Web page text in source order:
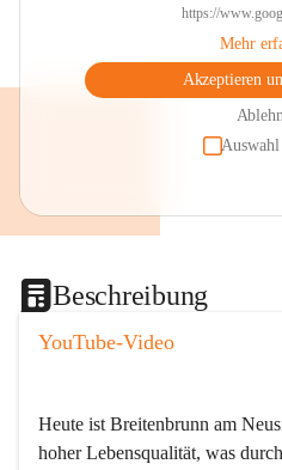
https://
Mehr
Akzeptieren
Beschreibung
YouTube-Video
Heute ist Breitenbrunn am
hoher Lebensqualität, was